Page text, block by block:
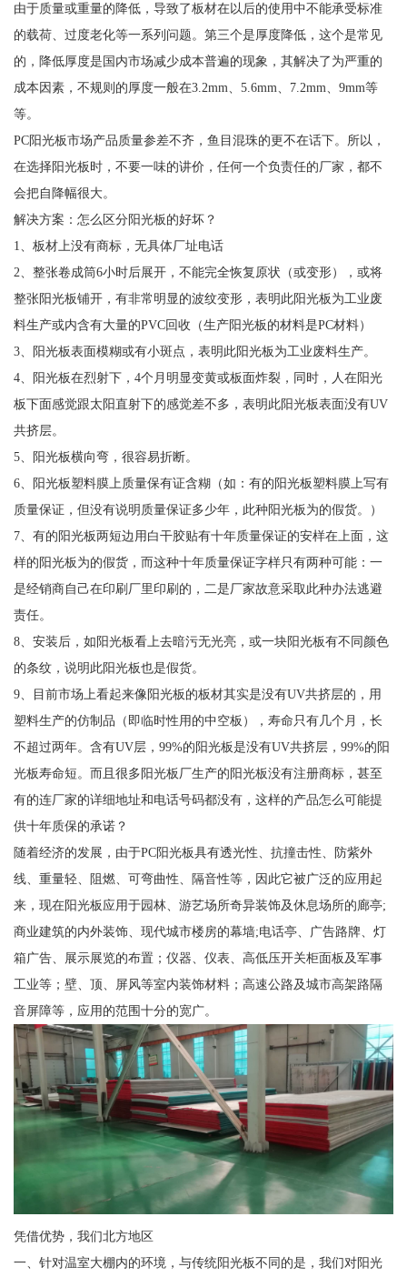
由于质量或重量的降低，导致了板材在以后的使用中不能承受标准
的载荷、过度老化等一系列问题。第三个是厚度降低，这个是常见
的，降低厚度是国内市场减少成本普遍的现象，其解决了为严重的
成本因素，不规则的厚度一般在3.2mm、5.6mm、7.2mm、9mm等
等。
PC阳光板市场产品质量参差不齐，鱼目混珠的更不在话下。所以，
在选择阳光板时，不要一味的讲价，任何一个负责任的厂家，都不
会把自降幅很大。
解决方案：怎么区分阳光板的好坏？
1、板材上没有商标，无具体厂址电话
2、整张卷成筒6小时后展开，不能完全恢复原状（或变形），或将
整张阳光板铺开，有非常明显的波纹变形，表明此阳光板为工业废
料生产或内含有大量的PVC回收（生产阳光板的材料是PC材料）
3、阳光板表面模糊或有小斑点，表明此阳光板为工业废料生产。
4、阳光板在烈射下，4个月明显变黄或板面炸裂，同时，人在阳光
板下面感觉跟太阳直射下的感觉差不多，表明此阳光板表面没有UV
共挤层。
5、阳光板横向弯，很容易折断。
6、阳光板塑料膜上质量保有证含糊（如：有的阳光板塑料膜上写有
质量保证，但没有说明质量保证多少年，此种阳光板为的假货。）
7、有的阳光板两短边用白干胶贴有十年质量保证的安样在上面，这
样的阳光板为的假货，而这种十年质量保证字样只有两种可能：一
是经销商自己在印刷厂里印刷的，二是厂家故意采取此种办法逃避
责任。
8、安装后，如阳光板看上去暗污无光亮，或一块阳光板有不同颜色
的条纹，说明此阳光板也是假货。
9、目前市场上看起来像阳光板的板材其实是没有UV共挤层的，用
塑料生产的仿制品（即临时性用的中空板），寿命只有几个月，长
不超过两年。含有UV层，99%的阳光板是没有UV共挤层，99%的阳
光板寿命短。而且很多阳光板厂生产的阳光板没有注册商标，甚至
有的连厂家的详细地址和电话号码都没有，这样的产品怎么可能提
供十年质保的承诺？
随着经济的发展，由于PC阳光板具有透光性、抗撞击性、防紫外
线、重量轻、阻燃、可弯曲性、隔音性等，因此它被广泛的应用起
来，现在阳光板应用于园林、游艺场所奇异装饰及休息场所的廊亭;
商业建筑的内外装饰、现代城市楼房的幕墙;电话亭、广告路牌、灯
箱广告、展示展览的布置；仪器、仪表、高低压开关柜面板及军事
工业等；壁、顶、屏风等室内装饰材料；高速公路及城市高架路隔
音屏障等，应用的范围十分的宽广。
凭借优势，我们北方地区
一、针对温室大棚内的环境，与传统阳光板不同的是，我们对阳光